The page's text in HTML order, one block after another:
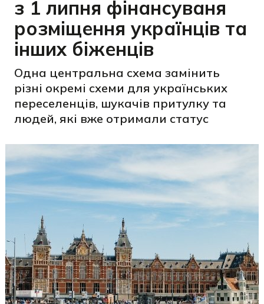
з 1 липня фінансуваня
розміщення українців та
інших біженців
Одна центральна схема замінить
різні окремі схеми для українських
переселенців, шукачів притулку та
людей, які вже отримали статус